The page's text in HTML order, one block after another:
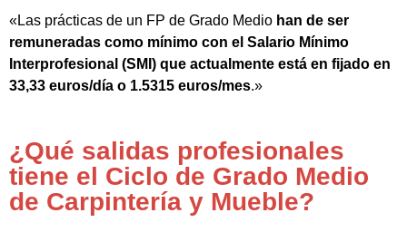
«Las prácticas de un FP de Grado Medio han de ser
remuneradas como mínimo con el Salario Mínimo
Interprofesional (SMI) que actualmente está en fijado en
33,33 euros/día o 1.5315 euros/mes.»
¿Qué salidas profesionales
tiene el Ciclo de Grado Medio
de Carpintería y Mueble?